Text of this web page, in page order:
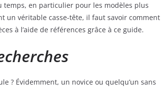
en particulier pour les modèles plus
un véritable casse-tête, il faut savoir comment
à l’aide de références grâce à ce guide.
? Évidemment, un novice ou quelqu’un sans